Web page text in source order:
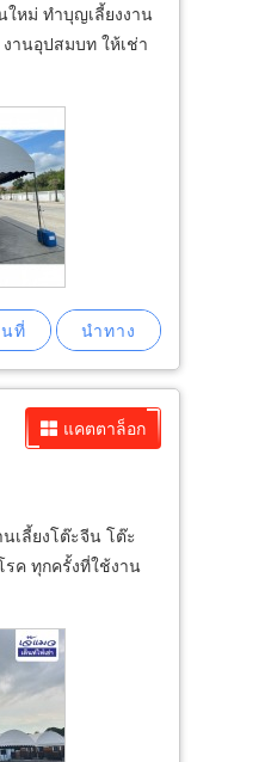
ใหม่ ทำบุญเลี้ยงงาน
านอุปสมบท ให้เช่า
แคตตาล็อก
เลี้ยงโต๊ะจีน โต๊ะ
รค ทุกครั้งที่ใช้งาน